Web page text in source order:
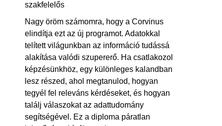
szakfelelős
Nagy öröm számomra, hogy a Corvinus
elindítja ezt az új programot. Adatokkal
telített világunkban az információ tudássá
alakítása valódi szupererő. Ha csatlakozol
képzésünkhöz, egy különleges kalandban
lesz részed, ahol megtanulod, hogyan
tegyél fel releváns kérdéseket, és hogyan
találj válaszokat az adattudomány
segítségével. Ez a diploma páratlan